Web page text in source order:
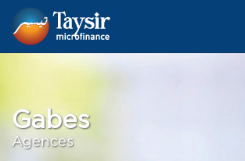
Gabes
Agences